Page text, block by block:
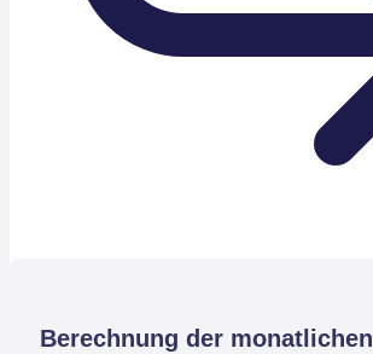
Berechnung der monatlichen